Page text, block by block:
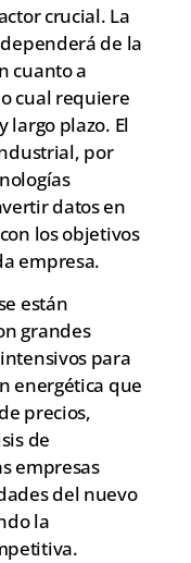
crucial. La
de la
cuanto a
cual requiere
largo plazo. El
por
datos en
los objetivos
empresa.
están
grandes
para
energética que
precios,
de
empresas
del nuevo
la